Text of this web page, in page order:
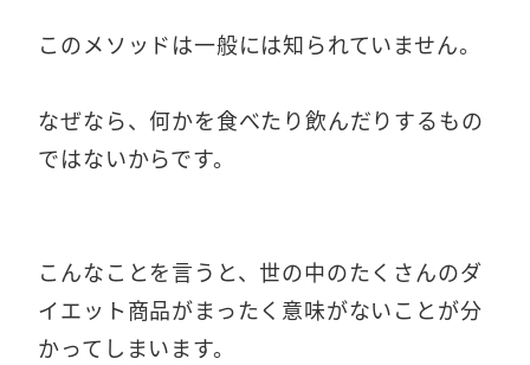
このメソッドは一般には知られていません。
なぜなら、何かを食べたり飲んだりするもの
ではないからです。
こんなことを言うと、世の中のたくさんのダ
イエット商品がまったく意味がないことが分
かってしまいます。